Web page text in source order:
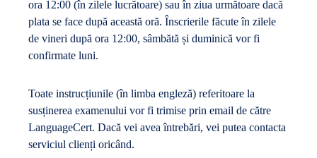
ora 12:00 (în zilele lucrătoare) sau în ziua următoare dacă
plata se face după această oră. Înscrierile făcute în zilele
de vineri după ora 12:00, sâmbătă și duminică vor fi
confirmate luni.
Toate instrucțiunile (în limba engleză) referitoare la
susținerea examenului vor fi trimise prin email de către
LanguageCert. Dacă vei avea întrebări, vei putea contacta
serviciul clienți oricând.